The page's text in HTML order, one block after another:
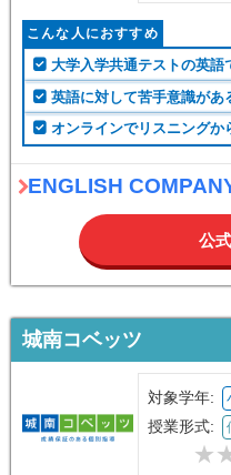
こんな人におすすめ
大学入学共通テストの英語
英語に対して苦手意識があ
オンラインでリスニング
ENGLISH
公
城南コベッツ
対象学年:
授業形式: